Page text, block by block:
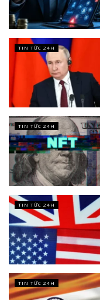
TIN TỨC 24H
TIN TỨC 24H
TIN TỨC 24H
TIN TỨC 24H